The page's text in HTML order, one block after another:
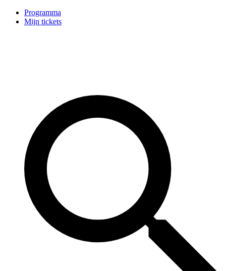
Programma
Mijn tickets